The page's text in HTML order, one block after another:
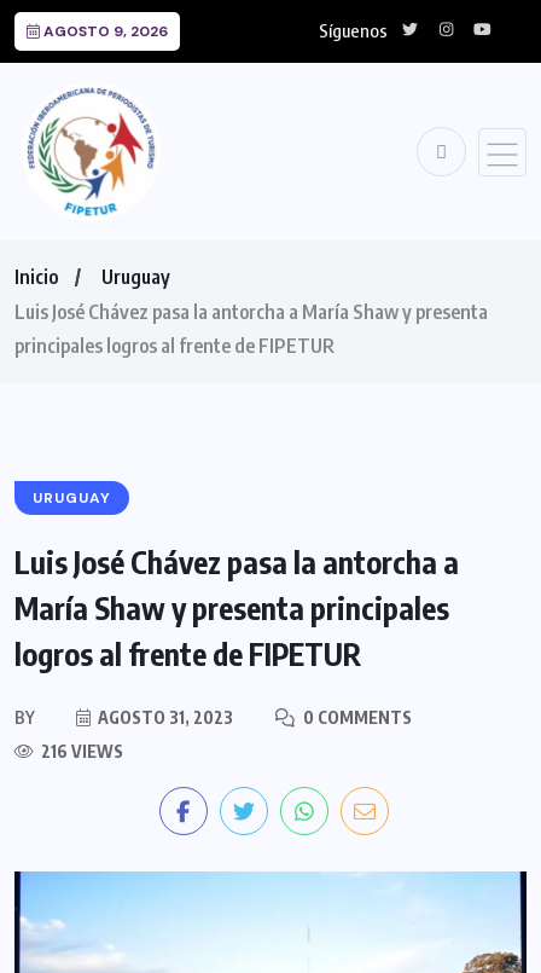
AGOSTO 9, 2026 Síguenos
Inicio
Uruguay
Luis José Chávez pasa la antorcha a María Shaw y presenta
principales logros al frente de FIPETUR
URUGUAY
Luis José Chávez pasa la antorcha a
María Shaw y presenta principales
logros al frente de FIPETUR
BY AGOSTO 31, 2023
0 COMMENTS
216 VIEWS